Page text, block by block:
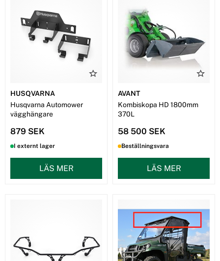
HUSQVARNA
Husqvarna Automower
vägghängare
879 SEK
I externt lager
LÄS MER
AVANT
Kombiskopa HD 1800mm
370L
58 500 SEK
Beställningsvara
LÄS MER